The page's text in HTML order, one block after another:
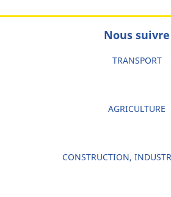
Nous suivre
TRANSPORT
AGRICULTURE
CONSTRUCTION,